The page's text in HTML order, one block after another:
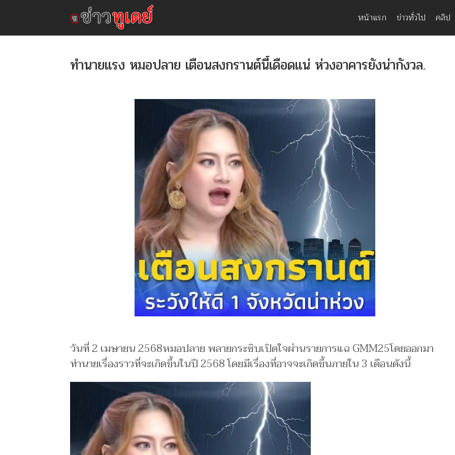
หน้าแรก ข่าวทั่วไป คลิป
ทำนายแรง หมอปลาย เตือนสงกรานต์นี้เดือดแน่ ห่วงอาคารยังน่ากังวล.
วันที่ 2 เมษายน 2568หมอปลาย พลายกระซิบเปิดใจผ่านรายการแฉ GMM25โดยออกมา
ทำนายเรื่องราวที่จะเกิดขึ้นในปี 2568 โดยมีเรื่องที่อาจจะเกิดขึ้นภายใน 3 เดือนดังนี้